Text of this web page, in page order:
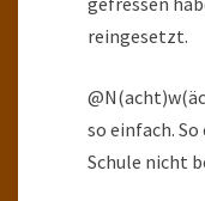
reingesetzt.
so einfach.
Schule nicht